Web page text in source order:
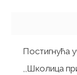
Постигнућа
,,Школица